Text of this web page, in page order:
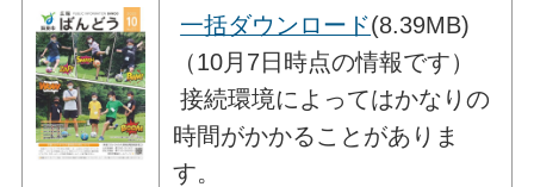
一括ダウンロード(8.39MB)
（10月7日時点の情報です）
接続環境によってはかなりの
時間がかかることがありま
す。